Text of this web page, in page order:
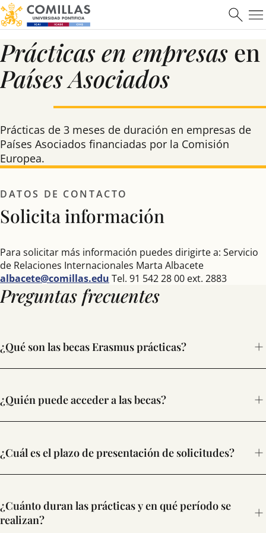
Prácticas en empresas en
Países Asociados
Prácticas de 3 meses de duración en empresas de
Países Asociados financiadas por la Comisión
Europea.
DATOS DE CONTACTO
Solicita información
Para solicitar más información puedes dirigirte a: Servicio
de Relaciones Internacionales Marta Albacete
albacete@comillas.edu Tel. 91 542 28 00 ext. 2883
Preguntas frecuentes
¿Qué son las becas Erasmus prácticas?
¿Quién puede acceder a las becas?
Tener nacionalidad española o de cualquier otro país
de la UE o de cualquier estado que participe en el PAP o
tener estatuto de refugiado, apátrida o residente
Estar matriculado en cualquier titulación oficial de la
Universidad Pontificia Comillas, tanto en estudios de
¿Cuál es el plazo de presentación de solicitudes?
¿Cuánto duran las prácticas y en qué período se
realizan?